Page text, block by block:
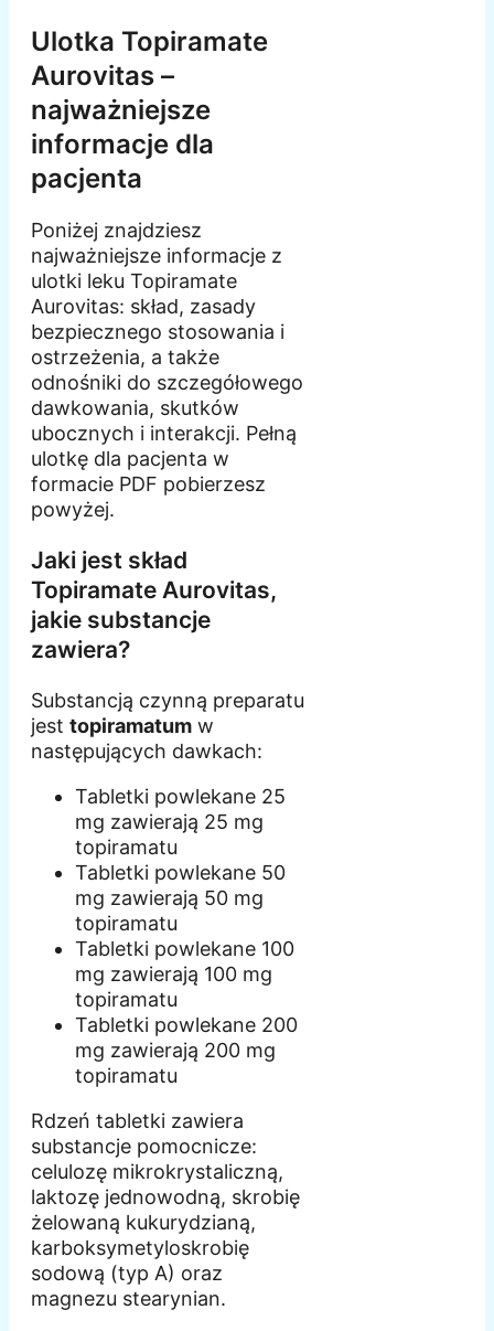
Ulotka Topiramate
Aurovitas –
najważniejsze
informacje dla
pacjenta
Poniżej znajdziesz
najważniejsze informacje z
ulotki leku Topiramate
Aurovitas: skład, zasady
bezpiecznego stosowania i
ostrzeżenia, a także
odnośniki do szczegółowego
dawkowania, skutków
ubocznych i interakcji. Pełną
ulotkę dla pacjenta w
formacie PDF pobierzesz
powyżej.
Jaki jest skład
Topiramate Aurovitas,
jakie substancje
zawiera?
Substancją czynną preparatu
jest topiramatum w
następujących dawkach:
Tabletki powlekane 25
mg zawierają 25 mg
topiramatu
Tabletki powlekane 50
mg zawierają 50 mg
topiramatu
Tabletki powlekane 100
mg zawierają 100 mg
topiramatu
Tabletki powlekane 200
mg zawierają 200 mg
topiramatu
Rdzeń tabletki zawiera
substancje pomocnicze:
celulozę mikrokrystaliczną,
laktozę jednowodną, skrobię
żelowaną kukurydzianą,
karboksymetyloskrobię
sodową (typ A) oraz
magnezu stearynian.